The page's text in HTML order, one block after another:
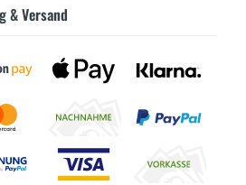
& Versand